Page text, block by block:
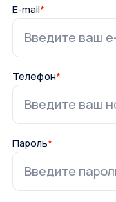
E-mail*
Телефон*
Пароль*